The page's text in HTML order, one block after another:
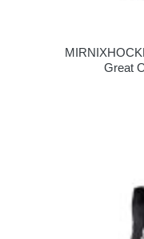
Great